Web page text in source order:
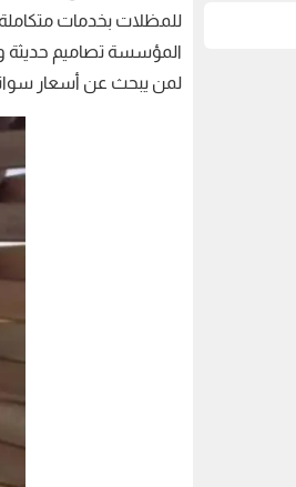
المؤسسة تصاميم حديثة
لمن يبحث عن أسعار سواتر